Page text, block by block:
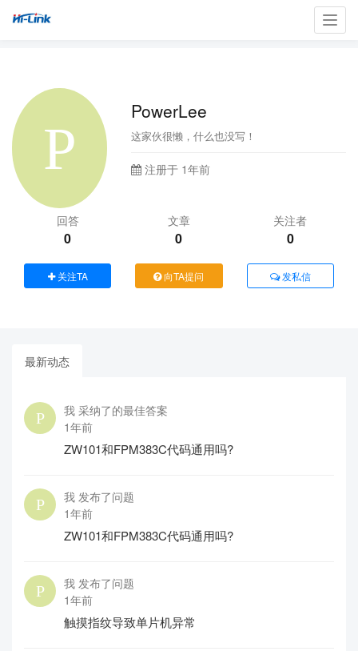
PowerLee
这家伙很懒，什么也没写！
注册于 1年前
回答
0
文章
0
关注者
0
关注TA 向TA提问 发私信
最新动态
我 采纳了的最佳答案
1年前
ZW101和FPM383C代码通用吗?
我 发布了问题
1年前
ZW101和FPM383C代码通用吗?
我 发布了问题
1年前
触摸指纹导致单片机异常